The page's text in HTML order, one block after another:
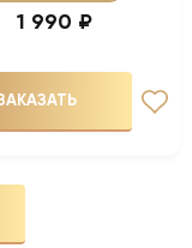
1 990 ₽